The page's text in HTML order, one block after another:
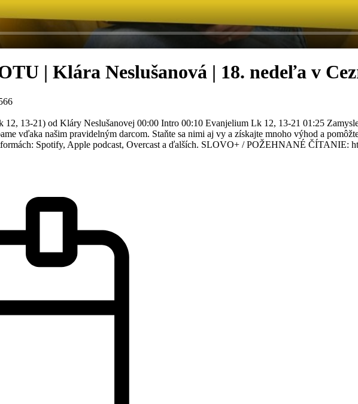
| Klára Neslušanová | 18. nedeľa v
13-21) od Kláry Neslušanovej 00:00 Intro 00:10 Evanjelium Lk 12, 13-21 01:25
vďaka našim pravidelným darcom. Staňte sa nimi aj vy a získajte mnoho výhod a
Spotify, Apple podcast, Overcast a ďalších. SLOVO+ / POŽEHNANÉ ČÍTANIE: